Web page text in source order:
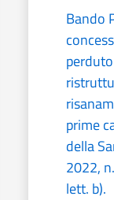
Bando
prime
della
2022,
lett. b).